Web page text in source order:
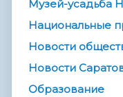
Музей-усадьба
Национальные
Новости
Новости
Образование